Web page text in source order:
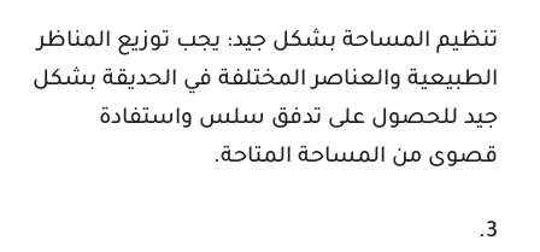
تنظيم المساحة بشكل جيد: يجب توزيع المناظر
الطبيعية والعناصر المختلفة في الحديقة بشكل
جيد للحصول على تدفق سلس واستفادة
قصوى من المساحة المتاحة.